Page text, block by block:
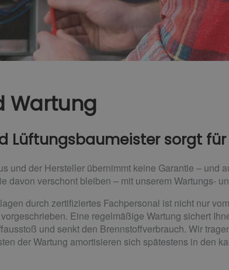
Wartung
Lüftungsbaumeister sorgt
und der Hersteller übernimmt keine Garantie – und
davon verschont bleiben – mit unserem Wartungs-
durch zertifiziertes Fachpersonal ist nicht nur
Eine regelmäßige Wartung sichert
und senkt den Brennstoffverbrauch. Wir
der Wartung amortisieren sich spätestens in den